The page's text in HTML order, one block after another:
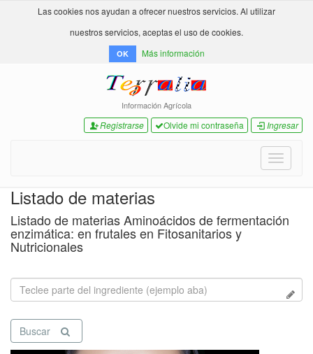
Las cookies nos ayudan a ofrecer nuestros servicios. Al utilizar
nuestros servicios, aceptas el uso de cookies.
OK Más información
Información Agrícola
Registrarse Olvide mi contraseña Ingresar
Toggle
Listado de materias
Listado de materias Aminoácidos de fermentación
enzimática: en frutales en Fitosanitarios y
Nutricionales
Buscar